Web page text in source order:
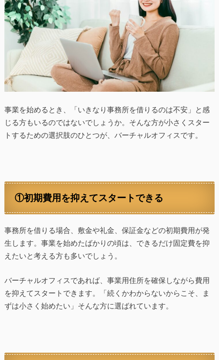
事業を始めるとき、「いきなり事務所を借りるのは不安」と感
じる方もいるのではないでしょうか。そんな方が小さくスター
トするための選択肢のひとつが、バーチャルオフィスです。
①初期費用を抑えてスタートできる
事務所を借りる場合、敷金や礼金、保証金などの初期費用が発
生します。事業を始めたばかりの頃は、できるだけ固定費を抑
えたいと考える方も多いでしょう。
バーチャルオフィスであれば、事業用住所を確保しながら費用
を抑えてスタートできます。「続くかわからないからこそ、ま
ずは小さく始めたい」そんな方に選ばれています。